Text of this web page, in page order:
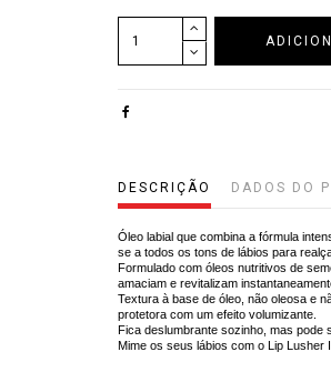
DESCRIÇÃO DADOS DO
Óleo labial que combina a fórmula
se a todos os tons de lábios para
Formulado com óleos nutritivos de
amaciam e revitalizam
Textura à base de óleo, não oleosa e
protetora com um efeito volumizante.
Fica deslumbrante sozinho, mas pode
Mime os seus lábios com o Lip Lusher